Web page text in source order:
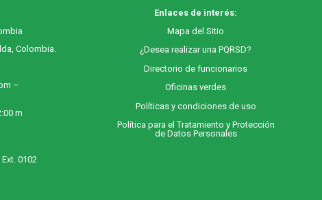
Colombia.
–
m
0102
Enlaces de interés:
Mapa del Sitio
¿Desea realizar una PQRSD?
Directorio de funcionarios
Oficinas verdes
Políticas y condiciones de uso
Política para el Tratamiento y Protección
de Datos Personales